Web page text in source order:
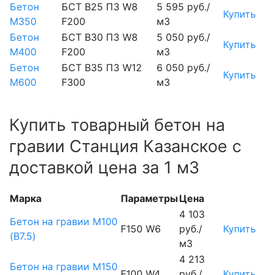
Бетон
М350
БСТ В25 П3 W8
F200
5 595 руб./
м3
Купить
Бетон
М400
БСТ В30 П3 W8
F200
5 050 руб./
м3
Купить
Бетон
М600
БСТ В35 П3 W12
F300
6 050 руб./
м3
Купить
Купить товарный бетон на
гравии Станция Казанское с
доставкой цена за 1 м3
Марка ПараметрыЦена
Бетон на гравии М100
(B7.5)
F150 W6
4 103
руб./
м3
Купить
Бетон на гравии М150
4 213